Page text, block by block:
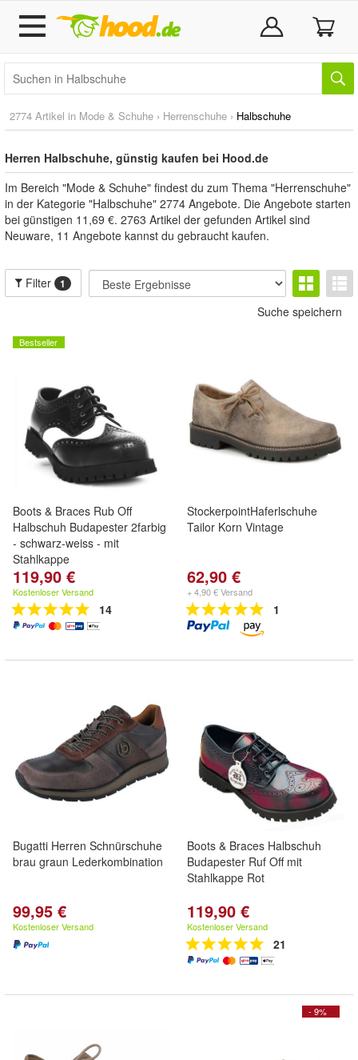
2774 Artikel in Mode & Schuhe › Herrenschuhe › Halbschuhe
Herren Halbschuhe, günstig kaufen bei Hood.de
Im Bereich "Mode & Schuhe" findest du zum Thema "Herrenschuhe"
in der Kategorie "Halbschuhe" 2774 Angebote. Die Angebote starten
bei günstigen 11,69 €. 2763 Artikel der gefunden Artikel sind
Neuware, 11 Angebote kannst du gebraucht kaufen.
Filter 1
Suche speichern
Bestseller
Boots & Braces Rub Off
Halbschuh Budapester 2farbig
- schwarz-weiss - mit
Stahlkappe
119,90 €
Kostenloser Versand
14
StockerpointHaferlschuhe
Tailor Korn Vintage
62,90 €
+ 4,90 € Versand
1
Bugatti Herren Schnürschuhe
brau graun Lederkombination
99,95 €
Kostenloser Versand
Boots & Braces Halbschuh
Budapester Ruf Off mit
Stahlkappe Rot
119,90 €
Kostenloser Versand
21
- 9%